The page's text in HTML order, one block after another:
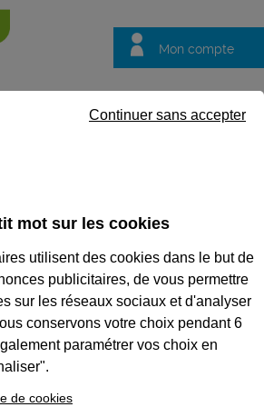
Mon compte
questions
Financer son projet Faire le
point sur ses droits
Comment financer
sa reconversion
professionnelle
quand on est salarié
mot sur les cookies
utilisent des cookies dans le but de
publicitaires, de vous permettre
sur les réseaux sociaux et d'analyser
conservons votre choix pendant 6
paramétrer vos choix en
de cookies
Continuer sans accepter